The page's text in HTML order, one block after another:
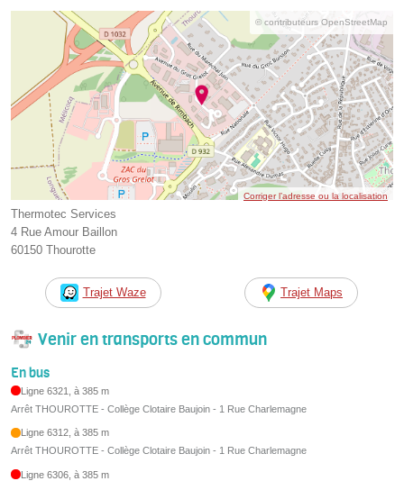
© contributeurs OpenStreetMap
Corriger l’adresse ou la localisation
Thermotec Services
4 Rue Amour Baillon
60150 Thourotte
Trajet Waze Trajet Maps
Venir en transports en commun
En bus
Ligne 6321, à 385 m
Arrêt THOUROTTE - Collège Clotaire Baujoin - 1 Rue Charlemagne
Ligne 6312, à 385 m
Arrêt THOUROTTE - Collège Clotaire Baujoin - 1 Rue Charlemagne
Ligne 6306, à 385 m